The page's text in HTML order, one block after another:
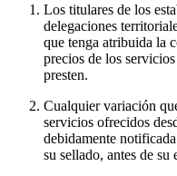
Los titulares de los
delegaciones
que tenga atribuida la
precios de los
presten.
Cualquier variación
servicios ofrecidos
debidamente
su sellado, antes de